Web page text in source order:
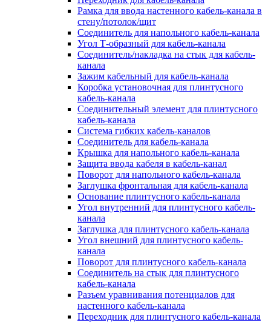
Рамка для ввода настенного кабель-канала в
стену/потолок/щит
Соединитель для напольного кабель-канала
Угол Т-образный для кабель-канала
Соединитель/накладка на стык для кабель-
канала
Зажим кабельный для кабель-канала
Коробка установочная для плинтусного
кабель-канала
Соединительный элемент для плинтусного
кабель-канала
Система гибких кабель-каналов
Соединитель для кабель-канала
Крышка для напольного кабель-канала
Защита ввода кабеля в кабель-канал
Поворот для напольного кабель-канала
Заглушка фронтальная для кабель-канала
Основание плинтусного кабель-канала
Угол внутренний для плинтусного кабель-
канала
Заглушка для плинтусного кабель-канала
Угол внешний для плинтусного кабель-
канала
Поворот для плинтусного кабель-канала
Соединитель на стык для плинтусного
кабель-канала
Разъем уравнивания потенциалов для
настенного кабель-канала
Переходник для плинтусного кабель-канала